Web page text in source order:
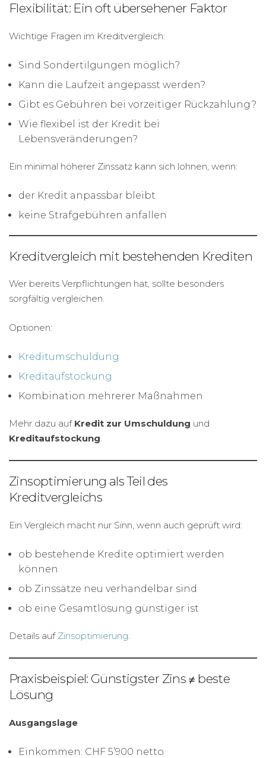
Flexibilität: Ein oft übersehener Faktor
Wichtige Fragen im Kreditvergleich:
Sind Sondertilgungen möglich?
Kann die Laufzeit angepasst werden?
Gibt es Gebühren bei vorzeitiger Rückzahlung?
Wie flexibel ist der Kredit bei
Lebensveränderungen?
Ein minimal höherer Zinssatz kann sich lohnen, wenn:
der Kredit anpassbar bleibt
keine Strafgebühren anfallen
Kreditvergleich mit bestehenden Krediten
Wer bereits Verpflichtungen hat, sollte besonders
sorgfältig vergleichen.
Optionen:
Kreditumschuldung
Kreditaufstockung
Kombination mehrerer Maßnahmen
Mehr dazu auf Kredit zur Umschuldung und
Kreditaufstockung.
Zinsoptimierung als Teil des
Kreditvergleichs
Ein Vergleich macht nur Sinn, wenn auch geprüft wird:
ob bestehende Kredite optimiert werden
können
ob Zinssätze neu verhandelbar sind
ob eine Gesamtlösung günstiger ist
Details auf Zinsoptimierung
Praxisbeispiel: Günstigster Zins ≠ beste
Lösung
Ausgangslage
Einkommen: CHF 5’900 netto